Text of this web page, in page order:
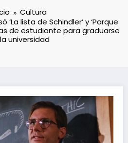
Cultura
‘La lista de Schindler’ y ‘Parque
de estudiante para graduarse
universidad